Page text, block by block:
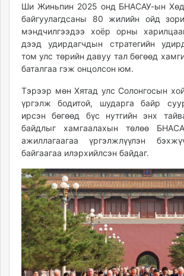
Ши Жиньпин 2025 онд БНАСАУ-ын
байгуулагдсаны 80 жилийн ойд
мэндчилгээдээ хоёр орны
дээд удирдагчдын стратегийн
том улс төрийн давуу тал бөгөөд
баталгаа гэж онцолсон юм.
Тэрээр мөн Хятад улс Солонгосын
үргэлж бодитой, шударга байр
ирсэн бөгөөд бүс нутгийн энх
байдлыг хамгаалахын төлөө
ажиллагаагаа үргэлжлүүлэн
байгаагаа илэрхийлсэн байдаг.